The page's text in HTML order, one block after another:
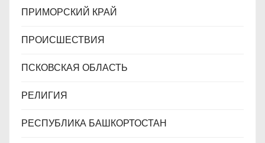
ПРИМОРСКИЙ КРАЙ
ПРОИСШЕСТВИЯ
ПСКОВСКАЯ ОБЛАСТЬ
РЕЛИГИЯ
РЕСПУБЛИКА БАШКОРТОСТАН